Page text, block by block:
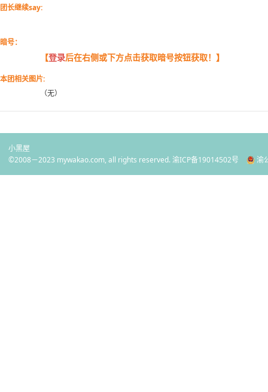
团长继续say:
暗号：
【登录后在右侧或下方点击获取暗号按钮获取！】
本团相关图片:
（无）
小黑屋
©2008－2023 mywakao.com, all rights reserved.渝ICP备19014502号 渝